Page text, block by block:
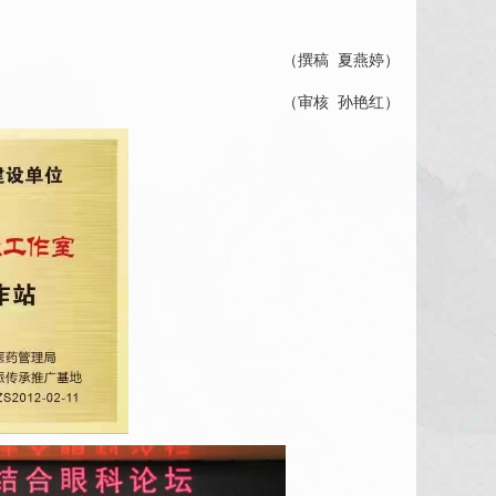
（撰稿 夏燕婷）
（审核 孙艳红）